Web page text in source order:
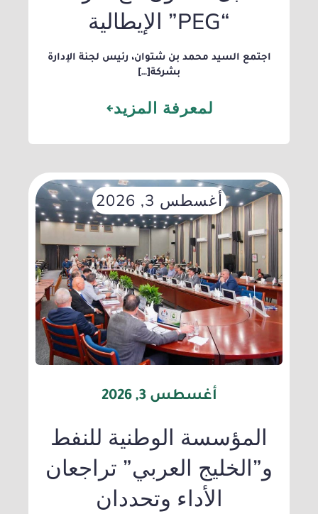
“PEG” الإيطالية
​اجتمع السيد محمد بن شتوان، رئيس لجنة الإدارة
بشركة[…]
لمعرفة المزيد
أغسطس 3, 2026
أغسطس 3, 2026
المؤسسة الوطنية للنفط
و”الخليج العربي” تراجعان
الأداء وتحددان